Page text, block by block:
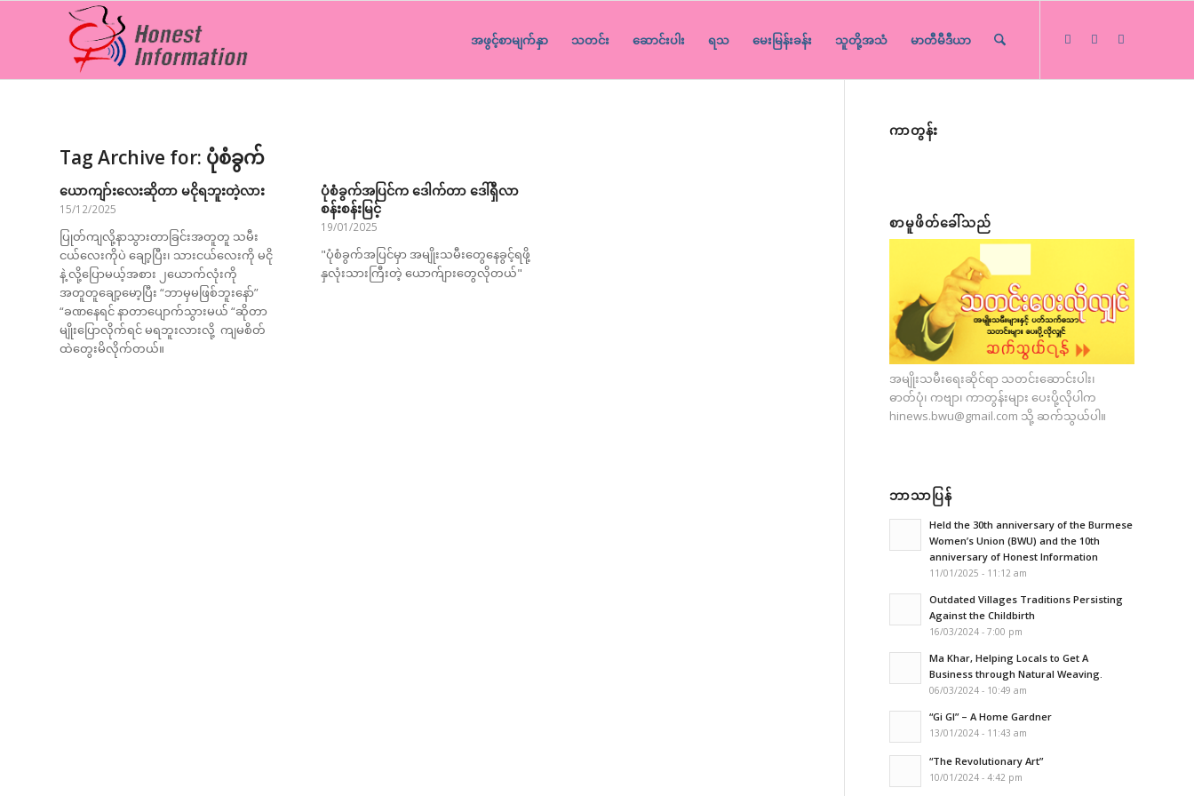
အဖွင့်စာမျက်နှာ သတင်း ဆောင်းပါး ရသ မေးမြန်းခန်း သူတို့အသံ မာတီမီဒီယာ
Tag Archive for: ပုံစံခွက်
ယောကျာ်းလေးဆိုတာ မငိုရဘူးတဲ့လား
15/12/2025
ပြုတ်ကျလို့နာသွားတာခြင်းအတူတူ သမီး
ငယ်လေးကိုပဲ ချော့ပြီး၊ သားငယ်လေးကို မငို
နဲ့ လို့ပြောမယ့်အစား ၂ယောက်လုံးကို
အတူတူချော့မော့ပြီး “ဘာမှမဖြစ်ဘူးနော်”
“ခဏနေရင် နာတာပျောက်သွားမယ် “ဆိုတာ
မျိုးပြောလိုက်ရင် မရဘူးလားလို့ ကျမစိတ်
ထဲတွေးမိလိုက်တယ်။
ပုံစံခွက်အပြင်က ဒေါက်တာ‌ ဒေါ်ရှီလာ
စန်းစန်းမြင့်
19/01/2025
"ပုံစံခွက်အပြင်မှာ အမျိုးသမီးတွေနေခွင့်ရဖို့
နှလုံးသားကြီးတဲ့ ယောက်ျားတွေလိုတယ်"
ကာတွန်း
စာမူဖိတ်ခေါ်သည်
အမျိုးသမီးရေးဆိုင်ရာ သတင်းဆောင်းပါး၊
ဓာတ်ပုံ၊ ကဗျာ၊ ကာတွန်းများ ပေးပို့လိုပါက
hinews.bwu@gmail.com သို့ ဆက်သွယ်ပါ။
ဘာသာပြန်
Held the 30th anniversary of the Burmese
Women’s Union (BWU) and the 10th
anniversary of Honest Information
11/01/2025 - 11:12 am
Outdated Villages Traditions Persisting
Against the Childbirth
16/03/2024 - 7:00 pm
Ma Khar, Helping Locals to Get A
Business through Natural Weaving.
06/03/2024 - 10:49 am
“Gi GI” – A Home Gardner
13/01/2024 - 11:43 am
“The Revolutionary Art”
10/01/2024 - 4:42 pm